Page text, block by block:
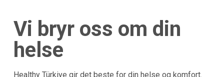
Vi bryr oss om din
helse
Healthy Türkiye gir det beste for din helse og komfort.